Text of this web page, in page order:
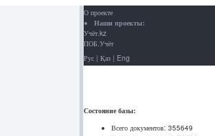
О проекте
Наши проекты:
Учёт.kz
ПОБ.Учёт
Рус | Қаз | Eng
Состояние базы:
Всего документов: 355649